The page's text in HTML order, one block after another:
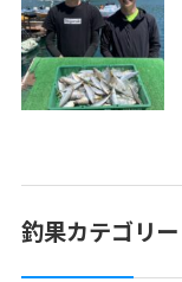
釣果カテゴリー